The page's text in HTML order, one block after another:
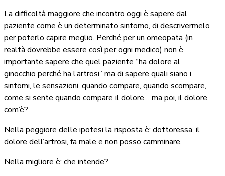
La difficoltà maggiore che incontro oggi è sapere dal
paziente come è un determinato sintomo, di descrivermelo
per poterlo capire meglio. Perché per un omeopata (in
realtà dovrebbe essere così per ogni medico) non è
importante sapere che quel paziente “ha dolore al
ginocchio perché ha l’artrosi” ma di sapere quali siano i
sintomi, le sensazioni, quando compare, quando scompare,
come si sente quando compare il dolore… ma poi, il dolore
com’è?
Nella peggiore delle ipotesi la risposta è: dottoressa, il
dolore dell’artrosi, fa male e non posso camminare.
Nella migliore è: che intende?